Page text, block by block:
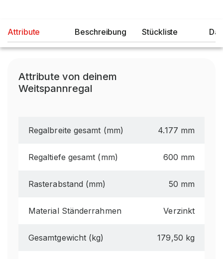
Attribute Beschreibung Stückliste
Attribute von deinem
Weitspannregal
Regalbreite gesamt (mm) 4.177 mm
Regaltiefe gesamt (mm) 600 mm
Rasterabstand (mm) 50 mm
Material Ständerrahmen Verzinkt
Gesamtgewicht (kg) 179,50 kg